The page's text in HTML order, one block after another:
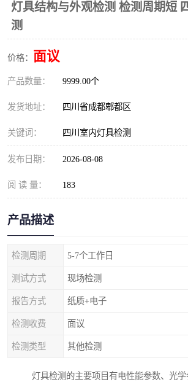
灯具结构与外观检测 检测周期短
测
价格： 面议
产品数量： 9999.00个
发货地址： 四川省成都郫都区
关键词： 四川室内灯具检测
发布日期： 2026-08-08
阅 读 量： 183
产品描述
检测周期 5-7个工作日
测试方式 现场检测
报告方式 纸质+电子
检测收费 面议
检测类型 其他检测
灯具检测的主要项目有电性能参数、光学